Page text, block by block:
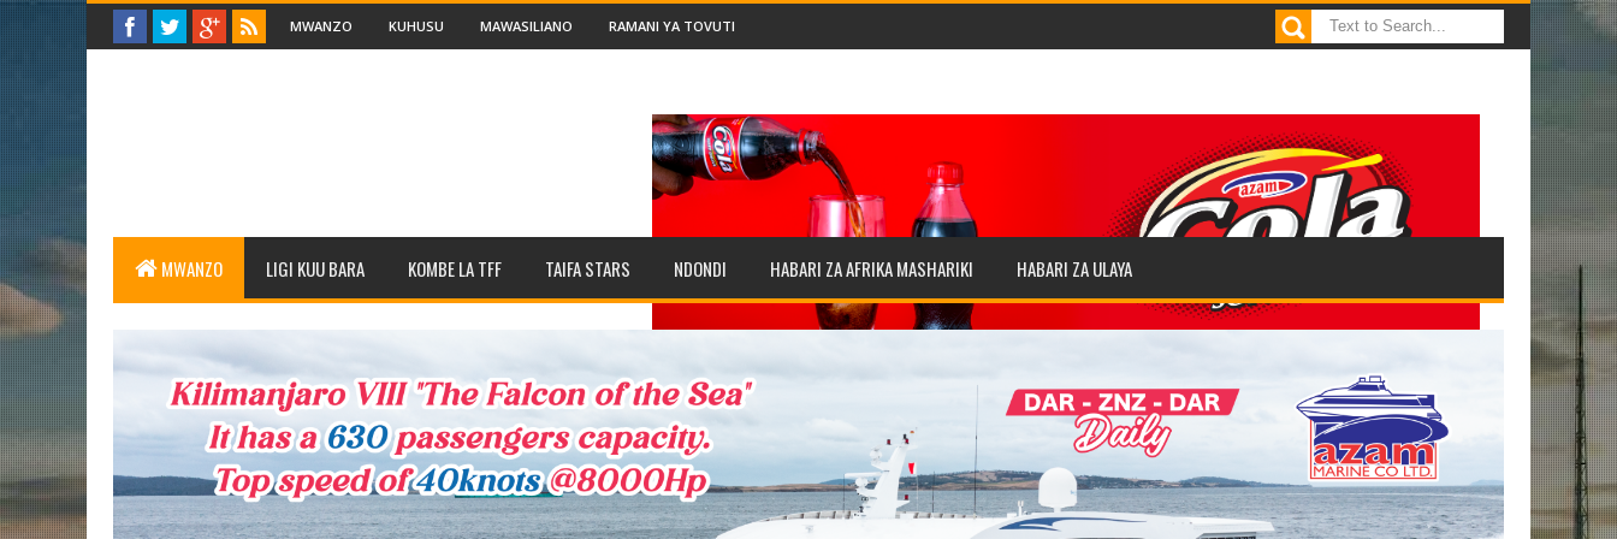
MWANZO KUHUSU MAWASILIANO RAMANI YA TOVUTI
MWANZO LIGI KUU BARA KOMBE LA TFF TAIFA STARS NDONDI HABARI ZA AFRIKA MASHARIKI HABARI ZA ULAYA